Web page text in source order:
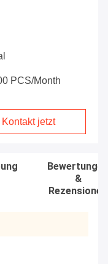
PCS/Month
Kontakt jetzt
Bewertungen
&
Rezensionen